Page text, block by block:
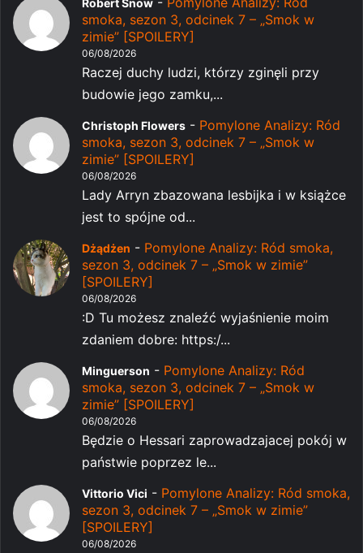
smoka, sezon 3, odcinek 7 – „Smok w
zimie” [SPOILERY]
06/08/2026
Raczej duchy ludzi, którzy zginęli przy
budowie jego zamku,...
Christoph Flowers - Pomylone Analizy: Ród
smoka, sezon 3, odcinek 7 – „Smok w
zimie” [SPOILERY]
06/08/2026
Lady Arryn zbazowana lesbijka i w książce
jest to spójne od...
Dżądżen - Pomylone Analizy: Ród smoka,
sezon 3, odcinek 7 – „Smok w zimie”
[SPOILERY]
06/08/2026
:D Tu możesz znaleźć wyjaśnienie moim
zdaniem dobre: https:/...
Minguerson - Pomylone Analizy: Ród
smoka, sezon 3, odcinek 7 – „Smok w
zimie” [SPOILERY]
06/08/2026
Będzie o Hessari zaprowadzajacej pokój w
państwie poprzez le...
Vittorio Vici - Pomylone Analizy: Ród smoka,
sezon 3, odcinek 7 – „Smok w zimie”
[SPOILERY]
06/08/2026